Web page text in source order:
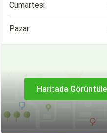
Cumartesi
Pazar
Haritada Görüntüle